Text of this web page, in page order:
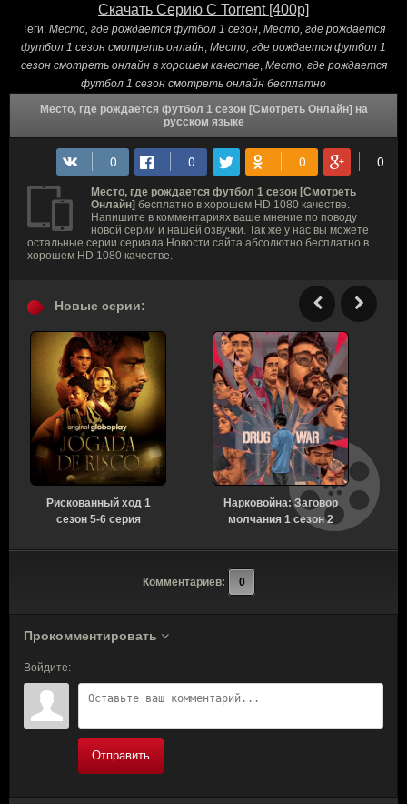
Скачать Серию С Torrent [400p]
Теги: Место, где рождается футбол 1 сезон, Место, где рождается
футбол 1 сезон смотреть онлайн, Место, где рождается футбол 1
сезон смотреть онлайн в хорошем качестве, Место, где рождается
футбол 1 сезон смотреть онлайн бесплатно
Место, где рождается футбол 1 сезон [Смотреть Онлайн] на
русском языке
Место, где рождается футбол 1 сезон [Смотреть
Онлайн] бесплатно в хорошем HD 1080 качестве.
Напишите в комментариях ваше мнение по поводу
новой серии и нашей озвучки. Так же у нас вы можете
остальные серии сериала Новости сайта абсолютно бесплатно в
хорошем HD 1080 качестве.
Новые серии:
Рискованный ход 1
сезон 5-6 серия
Нарковойна: Заговор
молчания 1 сезон 2
Онлайн]
Комментариев: 0
Прокомментировать
Войдите:
Отправить